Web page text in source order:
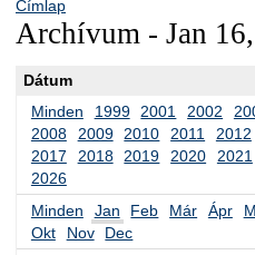
Címlap
Archívum - Jan
Dátum
Minden
1999 2001 2002
2008
2009 2010 2011 2012
2017
2018 2019 2020 2021
2026
Minden
Jan Feb Már Ápr
Okt
Nov
Dec